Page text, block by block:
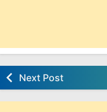
Next Post